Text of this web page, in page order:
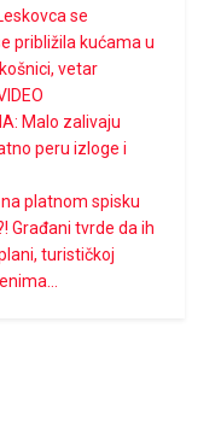
se
približila kućama u
vetar
Malo zalivaju
peru izloge i
platnom spisku
Građani tvrde da ih
turističkoj